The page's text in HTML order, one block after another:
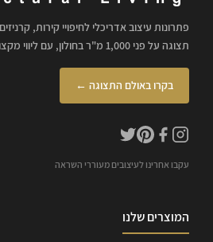
פתרונות עיצוב אדריכלי לחיפויי קירות,
תצוגה על פני 1,000 מ"ר בחולון, עם ליווי מקצועי של מעצבי פנים.
בקרו באולם התצוגה ←
עקבו אחרינו לעיצובים מעוררי השראה
המוצרים שלנו